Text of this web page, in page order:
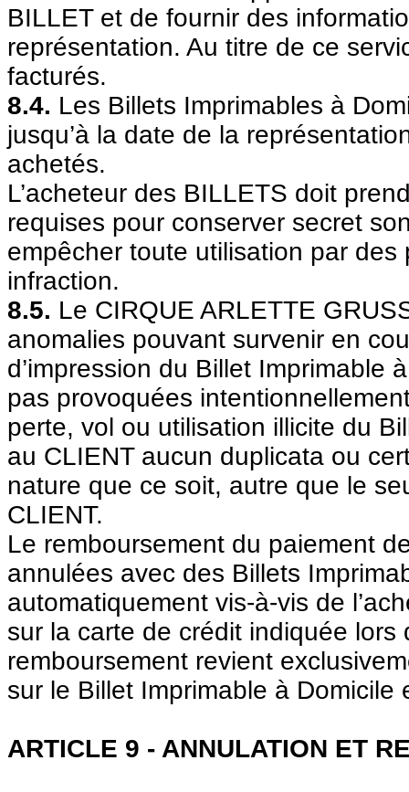
BILLET et de fournir des
représentation. Au titre de ce
facturés.
8.4. Les Billets Imprimables à
jusqu’à la date de la
achetés.
L’acheteur des BILLETS doit
requises pour conserver secret
empêcher toute utilisation par
infraction.
8.5. Le CIRQUE ARLETTE
anomalies pouvant survenir en
d’impression du Billet Imprimable
pas provoquées
perte, vol ou utilisation illicite du
au CLIENT aucun duplicata ou
nature que ce soit, autre que le
CLIENT.
Le remboursement du paiement
annulées avec des Billets
automatiquement vis-à-vis de
sur la carte de crédit indiquée
remboursement revient
sur le Billet Imprimable à Domicile
ARTICLE 9 - ANNULATION ET